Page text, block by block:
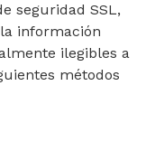
seguridad SSL,
información
ilegibles a
métodos